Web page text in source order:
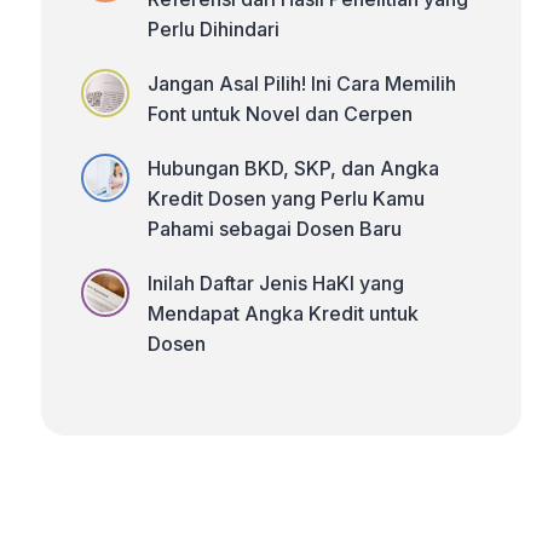
Perlu Dihindari
Jangan Asal Pilih! Ini Cara Memilih
Font untuk Novel dan Cerpen
Hubungan BKD, SKP, dan Angka
Kredit Dosen yang Perlu Kamu
Pahami sebagai Dosen Baru
Inilah Daftar Jenis HaKI yang
Mendapat Angka Kredit untuk
Dosen